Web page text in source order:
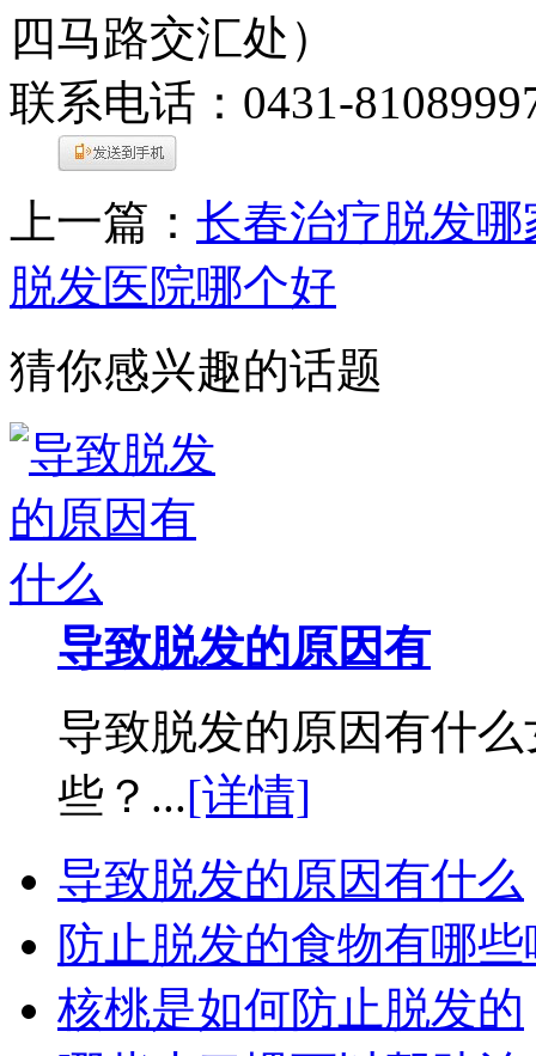
四马路交汇处）
联系电话：0431-
上一篇： 长春治疗脱发
脱发医院哪个好
猜你感兴趣的话题
导致脱发的原因有
导致脱发的原因有什
些？...[详情]
导致脱发的原因有什么
防止脱发的食物有哪些
核桃是如何防止脱发的